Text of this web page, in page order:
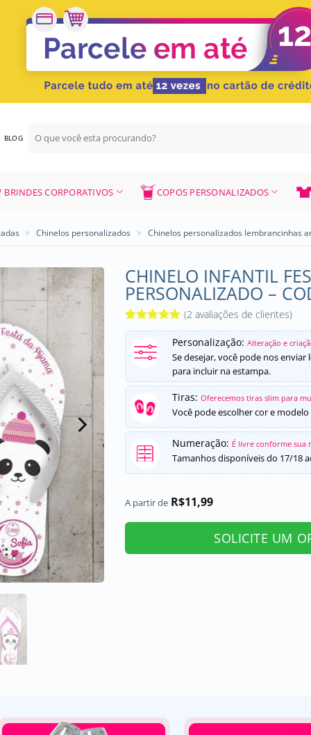
BLOG
por:
BRINDES CORPORATIVOS COPOS PERSONALIZADOS
» Chinelos personalizados » Chinelos personalizados lembrancinhas
CHINELO INFANTIL
PERSONALIZADO –
Avaliado
como
de
5, com
baseado em
2
avaliações
de clientes
(2 avaliações de clientes)
Personalização: Alteração e
Se desejar, você pode nos
para incluir na estampa.
Tiras: Oferecemos tiras slim para
Você pode escolher cor e
Numeração: É livre conforme sua
Tamanhos disponíveis do 17/18
A partir de R$11,99
SOLICITE UM